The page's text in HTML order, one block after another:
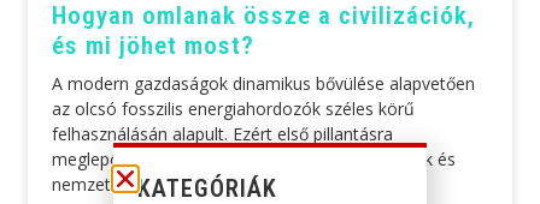
Hogyan omlanak össze a civilizációk,
és mi jöhet most?
A modern gazdaságok dinamikus bővülése alapvetően
az olcsó fosszilis energiahordozók széles körű
felhasználásán alapult. Ezért első pillantásra
meglepőnek tűnhet, hogy világszerte kormányok és
nemzetközi szervezetek
KATEGÓRIÁK